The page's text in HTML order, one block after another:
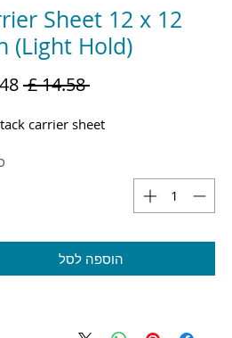
Sheet 12 x 12
(Light Hold)
‏14.58 ‏£
carrier sheet
הוספה לסל